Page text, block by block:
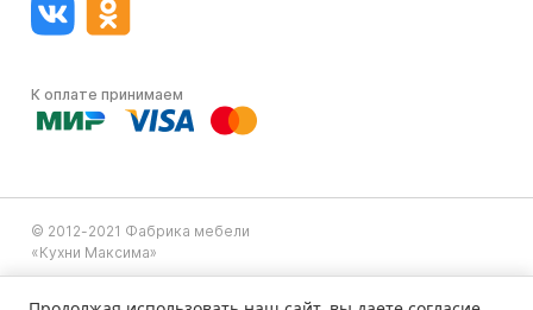
К оплате принимаем
© 2012-2021 Фабрика мебели
«Кухни Максима»